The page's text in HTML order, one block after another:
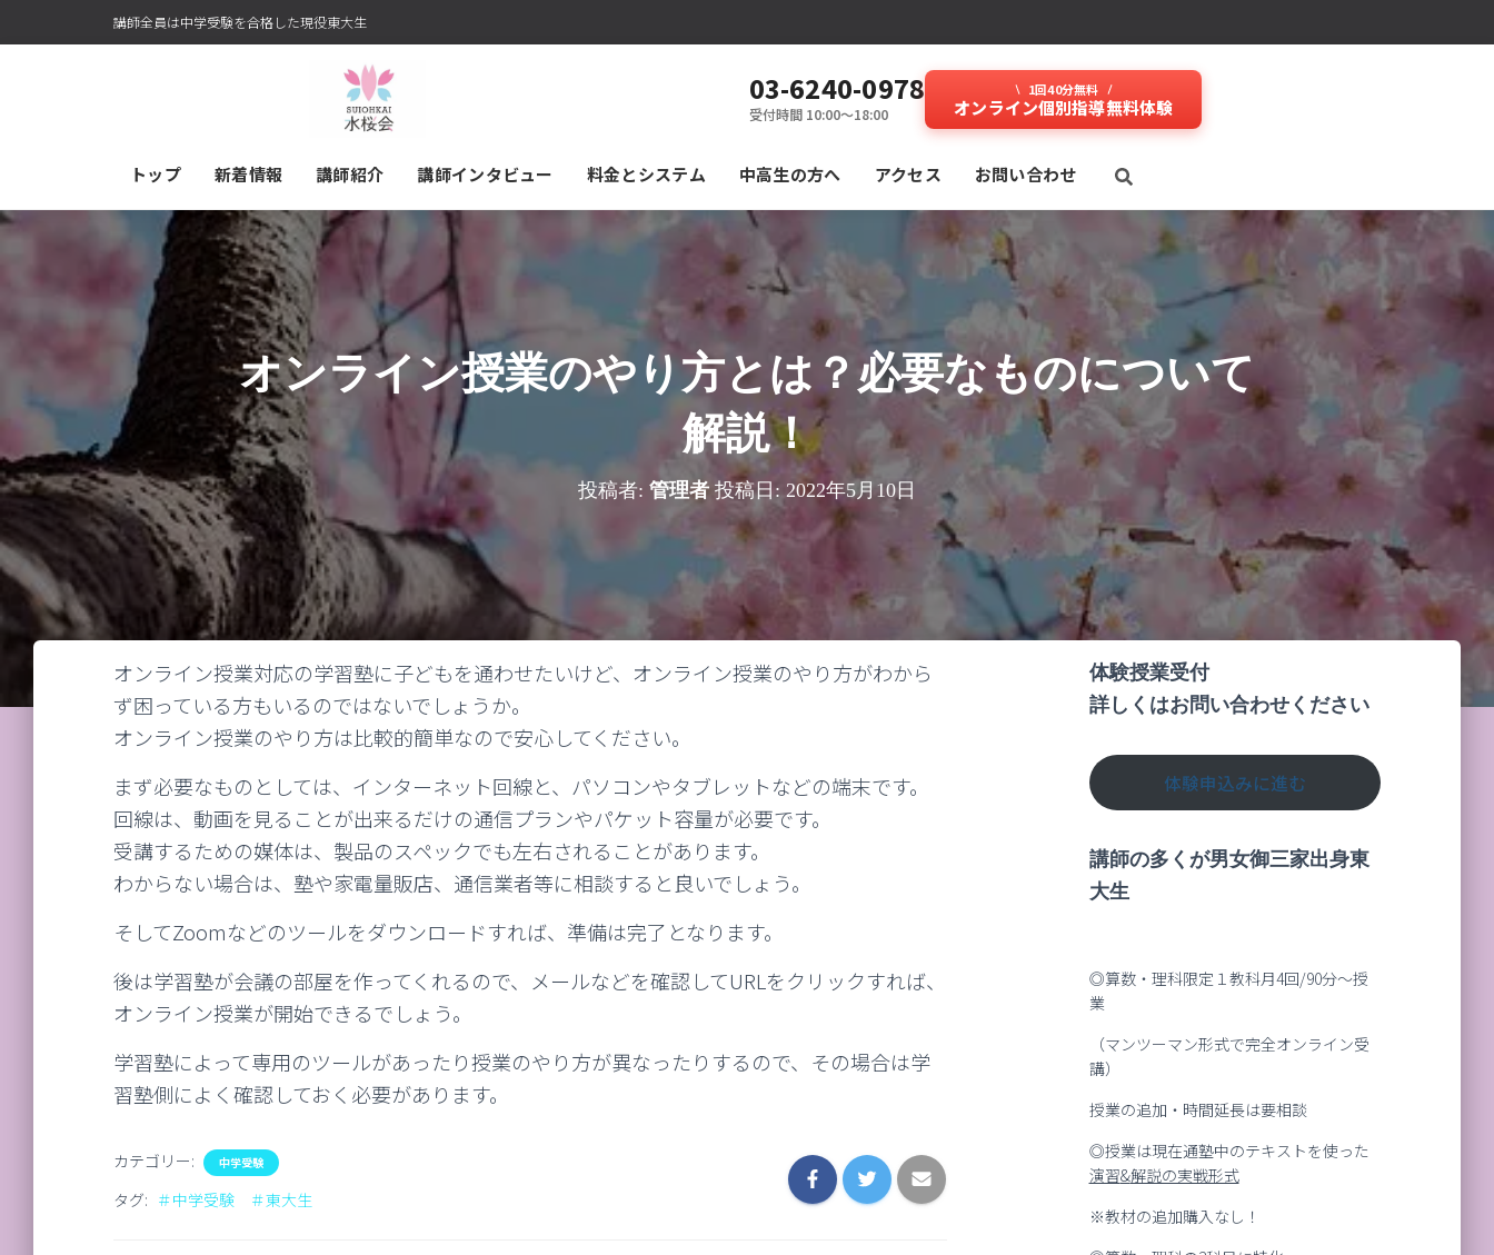
講師全員は中学受験を合格した現役東大生
03-6240-0978
受付時間 10:00～18:00
1回40分無料
オンライン個別指導無料体験
トップ 新着情報 講師紹介 講師インタビュー 料⾦とシステム 中高生の方へ アクセス お問い合わせ
オンライン授業のやり方とは？必要なものについて
解説！
投稿者: 管理者 投稿日:2022年5月10日
オンライン授業対応の学習塾に子どもを通わせたいけど、オンライン授業のやり方がわから
ず困っている方もいるのではないでしょうか。
オンライン授業のやり方は比較的簡単なので安心してください。
まず必要なものとしては、インターネット回線と、パソコンやタブレットなどの端末です。
回線は、動画を見ることが出来るだけの通信プランやパケット容量が必要です。
受講するための媒体は、製品のスペックでも左右されることがあります。
わからない場合は、塾や家電量販店、通信業者等に相談すると良いでしょう。
そしてZoomなどのツールをダウンロードすれば、準備は完了となります。
後は学習塾が会議の部屋を作ってくれるので、メールなどを確認してURLをクリックすれば、
オンライン授業が開始できるでしょう。
学習塾によって専用のツールがあったり授業のやり方が異なったりするので、その場合は学
習塾側によく確認しておく必要があります。
カテゴリー: 中学受験
タグ: ＃中学受験 ＃東大生
体験授業受付
詳しくはお問い合わせください
体験申込みに進む
講師の多くが男女御三家出身東
大生
◎算数・理科限定１教科月4回/90分～授
業
（マンツーマン形式で完全オンライン受
講）
授業の追加・時間延長は要相談
◎授業は現在通塾中のテキストを使った
演習&解説の実戦形式
※教材の追加購入なし！